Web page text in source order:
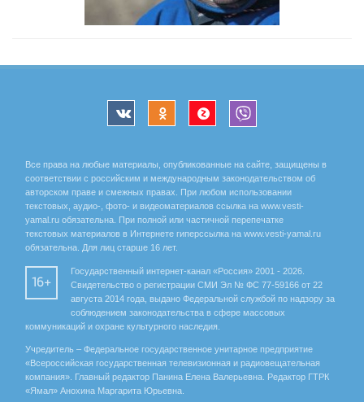
Все права на любые материалы, опубликованные на сайте, защищены в
соответствии с российским и международным законодательством об
авторском праве и смежных правах. При любом использовании
текстовых, аудио-, фото- и видеоматериалов ссылка на www.vesti-
yamal.ru обязательна. При полной или частичной перепечатке
текстовых материалов в Интернете гиперссылка на www.vesti-yamal.ru
обязательна. Для лиц старше 16 лет.
16+
Государственный интернет-канал «Россия» 2001 - 2026.
Свидетельство о регистрации СМИ Эл № ФС 77-59166 от 22
августа 2014 года, выдано Федеральной службой по надзору за
соблюдением законодательства в сфере массовых
коммуникаций и охране культурного наследия.
Учредитель – Федеральное государственное унитарное предприятие
«Всероссийская государственная телевизионная и радиовещательная
компания». Главный редактор Панина Елена Валерьевна. Редактор ГТРК
«Ямал» Анохина Маргарита Юрьевна.